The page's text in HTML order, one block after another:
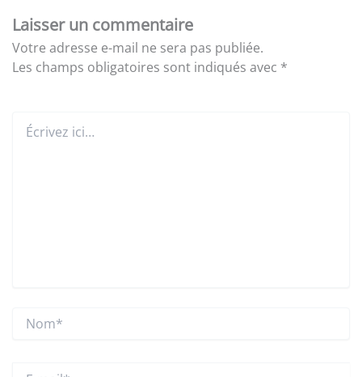
Laisser un commentaire
Votre adresse e-mail ne sera pas publiée.
Les champs obligatoires sont indiqués avec *
ici…